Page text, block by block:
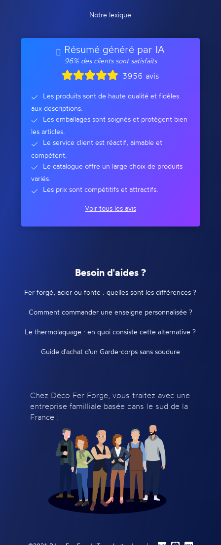
Notre lexique
Résumé généré par IA
96% des clients sont satisfaits
3956 avis
Les produits sont de haute qualité et fidèles
aux descriptions.
Les emballages sont soignés et protègent bien
les articles.
Le service client est réactif, aimable et
compétent.
Le catalogue offre un large choix de produits
variés.
Les prix sont compétitifs et attractifs.
Voir tous les avis
Besoin d'aides ?
Fer forgé, acier ou fonte : quelles sont les différences ?
Comment commander une enseigne personnalisée ?
Le thermolaquage : en quoi consiste cette alternative ?
Guide d'achat d'un Garde-corps sans soudure
Chez Déco Fer Forge, vous traitez avec une
entreprise familliale basée dans le sud de la
France !